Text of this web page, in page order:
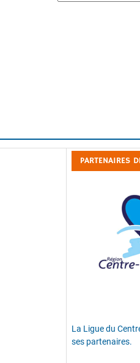
PARTENAIRES
La Ligue du
ses partenaires.